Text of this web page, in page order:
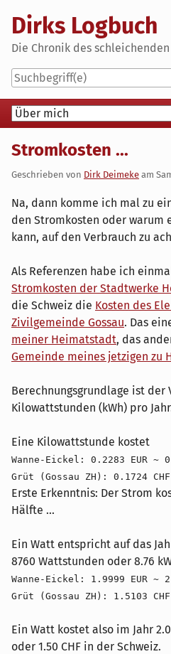
content
Dirks Logbuch
Die Chronik des schleichenden
Navigation
Stromkosten ...
Geschrieben von Dirk Deimeke am
Na, dann komme ich mal zu
den Stromkosten oder warum
kann, auf den Verbrauch zu
Als Referenzen habe ich
Stromkosten der Stadtwerke
die Schweiz die Kosten des
Zivilgemeinde Gossau. Das
meiner Heimatstadt, das
Gemeinde meines jetzigen zu
Berechnungsgrundlage ist der
Kilowattstunden (kWh) pro
Eine Kilowattstunde kostet
Wanne-Eickel: 0.2283 EUR ~
Grüt (Gossau ZH): 0.1724
Erste Erkenntnis: Der Strom
Hälfte ...
Ein Watt entspricht auf das
8760 Wattstunden oder 8.76
Wanne-Eickel: 1.9999 EUR ~
Grüt (Gossau ZH): 1.5103
Ein Watt kostet also im Jahr
oder 1.50 CHF in der Schweiz.